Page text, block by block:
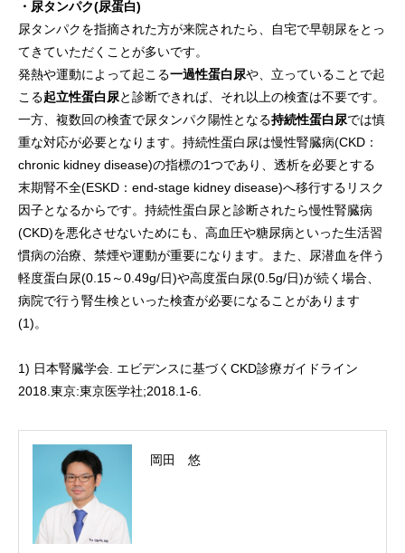
・尿タンパク(尿蛋白)
尿タンパクを指摘された方が来院されたら、自宅で早朝尿をとっ
てきていただくことが多いです。
発熱や運動によって起こる一過性蛋白尿や、立っていることで起
こる起立性蛋白尿と診断できれば、それ以上の検査は不要です。
一方、複数回の検査で尿タンパク陽性となる持続性蛋白尿では慎
重な対応が必要となります。持続性蛋白尿は慢性腎臓病(CKD：
chronic kidney disease)の指標の1つであり、透析を必要とする
末期腎不全(ESKD：end-stage kidney disease)へ移行するリスク
因子となるからです。持続性蛋白尿と診断されたら慢性腎臓病
(CKD)を悪化させないためにも、高血圧や糖尿病といった生活習
慣病の治療、禁煙や運動が重要になります。また、尿潜血を伴う
軽度蛋白尿(0.15～0.49g/日)や高度蛋白尿(0.5g/日)が続く場合、
病院で行う腎生検といった検査が必要になることがあります
(1)。
1) 日本腎臓学会. エビデンスに基づくCKD診療ガイドライン
2018.東京:東京医学社;2018.1-6.
岡田 悠